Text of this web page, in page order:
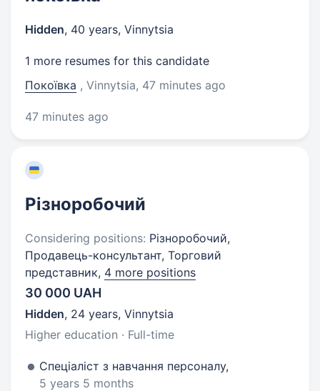
Hidden, 40 years, Vinnytsia
1 more resumes for this candidate
Покоївка , Vinnytsia, 47 minutes ago
47 minutes ago
Різноробочий
Considering positions: Різноробочий,
Продавець-консультант, Торговий
представник, 4 more positions
30 000 UAH
Hidden, 24 years, Vinnytsia
Higher education · Full-time
Спеціаліст з навчання персоналу,
5 years 5 months